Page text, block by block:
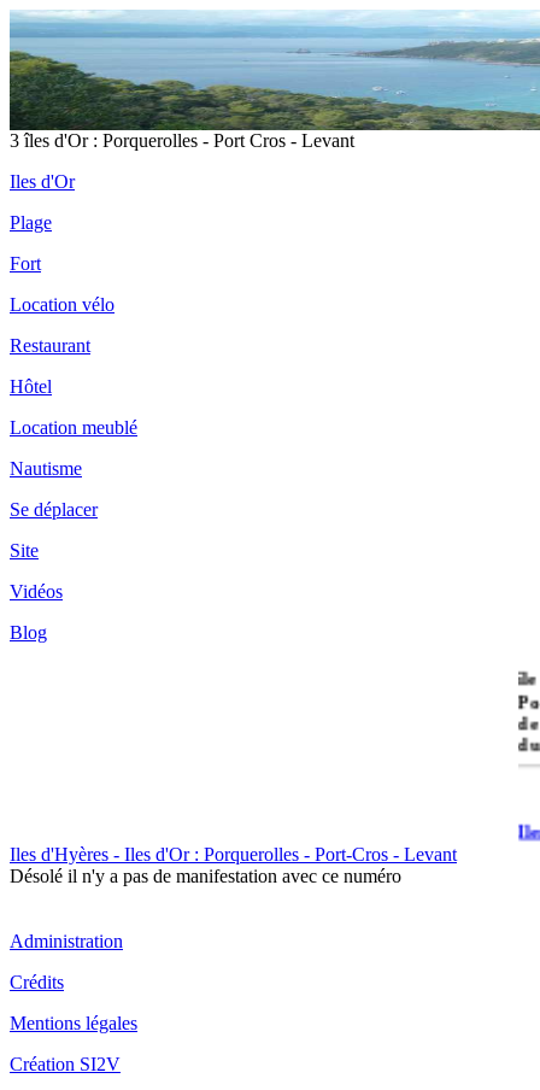
3 îles d'Or : Porquerolles - Port Cros - Levant
Iles d'Or
Plage
Fort
Location vélo
Restaurant
Hôtel
Location meublé
Nautisme
Se déplacer
Site
Vidéos
Blog
île
Iles d'Hyères - Iles d'Or : Porquerolles - Port-Cros - Levant
Désolé il n'y a pas de manifestation avec ce numéro
Administration
Crédits
Mentions légales
Création SI2V